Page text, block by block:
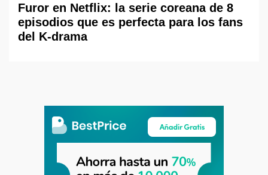
Furor en Netflix: la serie coreana de 8
episodios que es perfecta para los fans
del K-drama